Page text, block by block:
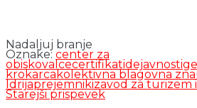
Nadaljuj branje
Oznake: center za
obiskovalcecertifikatidejavnosti
krokarca kolektivna blagovna
Idrijaprejemnikizavod za turizem
Starejši prispevek